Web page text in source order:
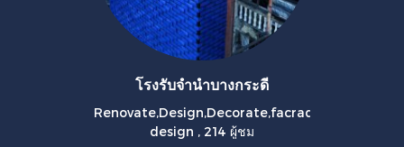
โรงรับจำนำบางกระดี
Renovate,Design,Decorate,facrad
design , 214 ผู้ชม